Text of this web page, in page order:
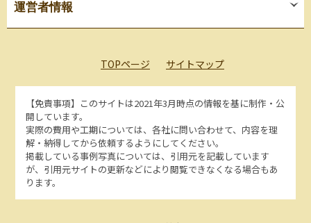
運営者情報
TOPページ サイトマップ
【免責事項】 このサイトは2021年3月時点の情報を基に制作・公
開しています。
実際の費用や工期については、各社に問い合わせて、内容を理
解・納得してから依頼するようにしてください。
掲載している事例写真については、引用元を記載しています
が、引用元サイトの更新などにより閲覧できなくなる場合もあ
ります。